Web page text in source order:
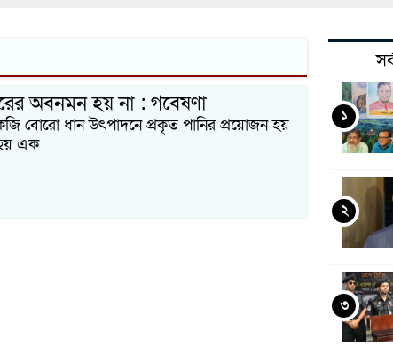
নবীনগরে ধান মাড়াই
অবনমন হয় না : গবেষণা
বোরো ধান উৎপাদনে প্রকৃত পানির প্রয়োজন হয়
এক
১
২
৩